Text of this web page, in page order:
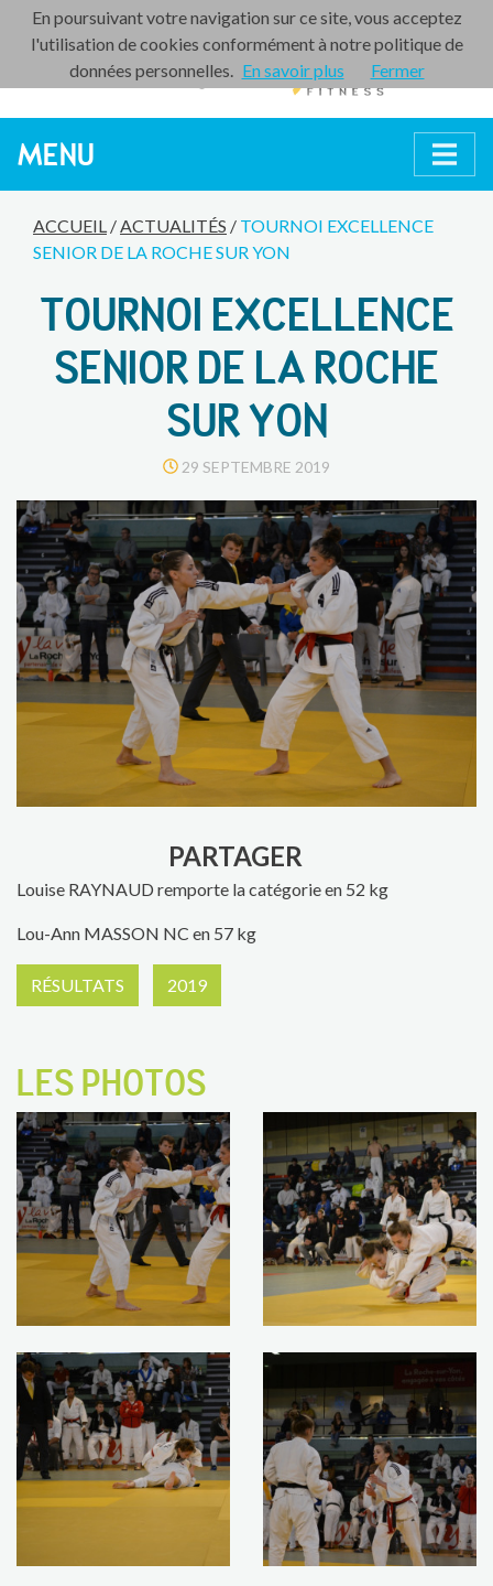
MENU
ACCUEIL / ACTUALITÉS / TOURNOI EXCELLENCE
SENIOR DE LA ROCHE SUR YON
TOURNOI EXCELLENCE
SENIOR DE LA ROCHE
SUR YON
29 SEPTEMBRE 2019
PARTAGER
Louise RAYNAUD remporte la catégorie en 52 kg
Lou-Ann MASSON NC en 57 kg
RÉSULTATS 2019
LES PHOTOS
En poursuivant votre navigation sur ce site, vous acceptez
l'utilisation de cookies conformément à notre politique de
données personnelles. En savoir plus Fermer